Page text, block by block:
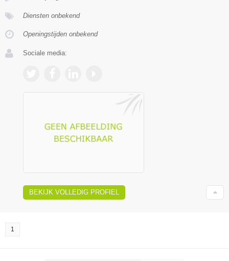
Diensten onbekend
Openingstijden onbekend
Sociale media:
BEKIJK VOLLEDIG PROFIEL
1